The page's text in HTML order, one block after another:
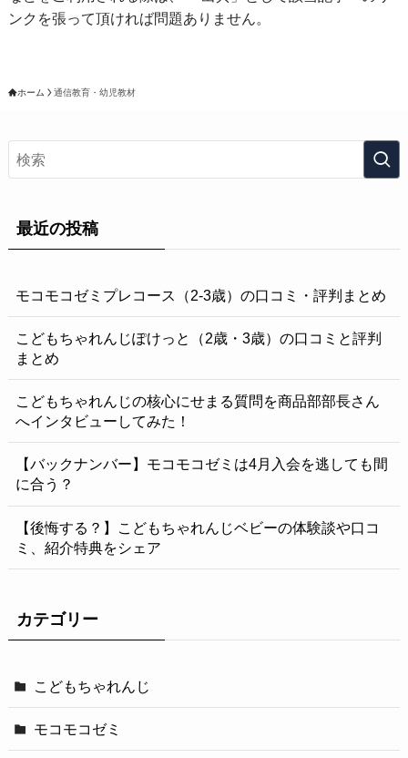
ンクを張って頂ければ問題ありません。
ホーム 通信教育・幼児教材
最近の投稿
モコモコゼミプレコース（2-3歳）の口コミ・評判まとめ
こどもちゃれんじぽけっと（2歳・3歳）の口コミと評判
まとめ
こどもちゃれんじの核心にせまる質問を商品部部長さん
へインタビューしてみた！
【バックナンバー】モコモコゼミは4月入会を逃しても間
に合う？
【後悔する？】こどもちゃれんじベビーの体験談や口コ
ミ、紹介特典をシェア
カテゴリー
こどもちゃれんじ
モコモコゼミ